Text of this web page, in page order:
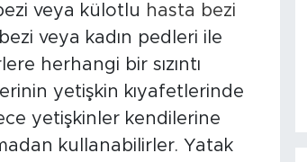
veya külotlu hasta bezi
veya kadın pedleri ile
herhangi bir sızıntı
yetişkin kıyafetlerinde
yetişkinler kendilerine
kullanabilirler. Yatak